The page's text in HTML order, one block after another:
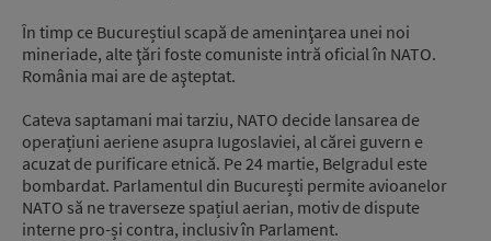
În timp ce Bucureștiul scapă de ameninţarea unei noi
mineriade, alte ţări foste comuniste intră oficial în NATO.
România mai are de aşteptat.
Cateva saptamani mai tarziu, NATO decide lansarea de
operațiuni aeriene asupra Iugoslaviei, al cărei guvern e
acuzat de purificare etnică. Pe 24 martie, Belgradul este
bombardat. Parlamentul din București permite avioanelor
NATO să ne traverseze spațiul aerian, motiv de dispute
interne pro-și contra, inclusiv în Parlament.